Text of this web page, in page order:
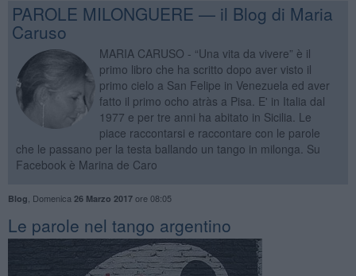
PAROLE MILONGUERE — il Blog di Maria
Caruso
MARIA CARUSO - “Una vita da vivere” è il
primo libro che ha scritto dopo aver visto il
primo cielo a San Felipe in Venezuela ed aver
fatto il primo ocho atràs a Pisa. E' in Italia dal
1977 e per tre anni ha abitato in Sicilia. Le
piace raccontarsi e raccontare con le parole
che le passano per la testa ballando un tango in milonga. Su
Facebook è Marina de Caro
Blog Domenica 26 Marzo 2017ore 08:05
Le parole nel tango argentino